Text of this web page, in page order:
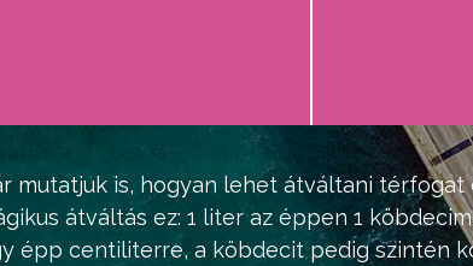
mutatjuk is, hogyan lehet átváltani
átváltás ez: 1 liter az éppen 1
épp centiliterre, a köbdecit pedig szintén